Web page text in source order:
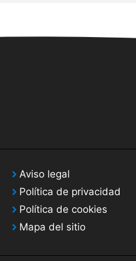
Aviso legal
Política de privacidad
Política de cookies
Mapa del sitio